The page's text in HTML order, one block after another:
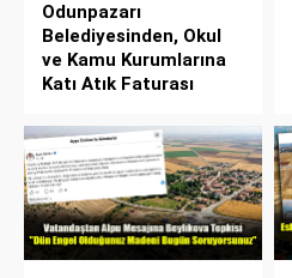
Odunpazarı
Belediyesinden, Okul
ve Kamu Kurumlarına
Katı Atık Faturası